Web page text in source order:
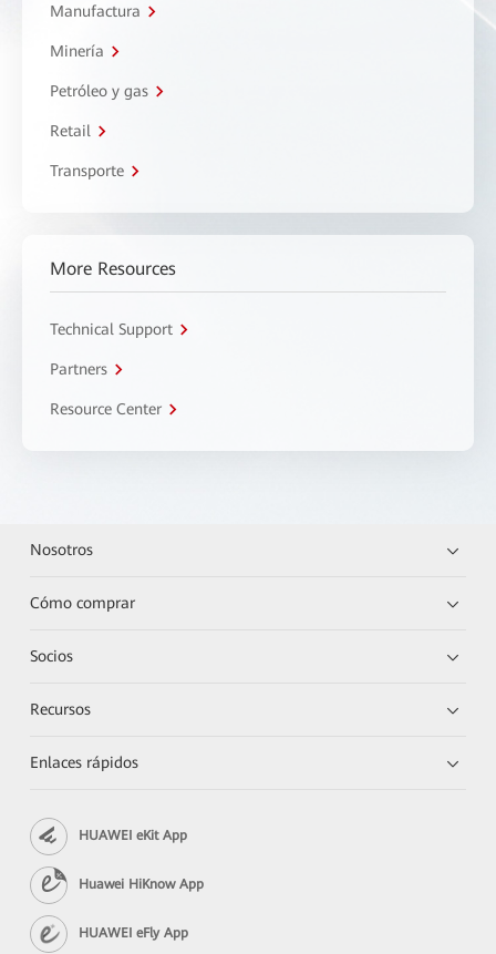
Manufactura
Minería
Petróleo y gas
Retail
Transporte
More Resources
Technical Support
Partners
Resource Center
Nosotros
Cómo comprar
Socios
Recursos
Enlaces rápidos
HUAWEI eKit App
Huawei HiKnow App
HUAWEI eFly App